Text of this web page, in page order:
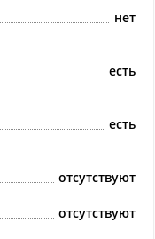
нет
есть
есть
отсутствуют
отсутствуют